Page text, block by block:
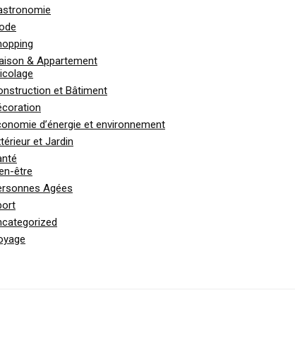
& Appartement
et Bâtiment
d’énergie et environnement
et Jardin
être
Agées